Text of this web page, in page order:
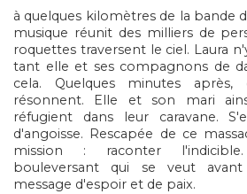
à quelques kilomètres de la bande
musique réunit des milliers de
roquettes traversent le ciel. Laura
tant elle et ses compagnons de
cela. Quelques minutes
résonnent. Elle et son mari
réfugient dans leur caravane.
d'angoisse. Rescapée de ce
mission : raconter
bouleversant qui se veut
message d'espoir et de paix.